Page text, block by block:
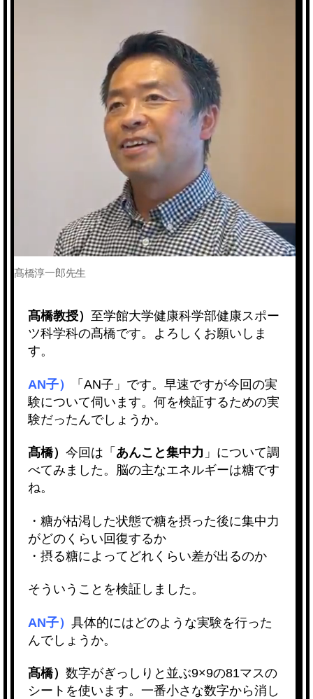
髙橋淳一郎先生
髙橋教授） 至学館大学健康科学部健康スポー
ツ科学科の髙橋です。よろしくお願いしま
す。
AN子）
「AN子」です。早速ですが今回の実
験について伺います。何を検証するための実
験だったんでしょうか。
髙橋） 今回は「 あんこと集中力 」について調
べてみました。脳の主なエネルギーは糖です
ね。
・糖が枯渇した状態で糖を摂った後に集中力
がどのくらい回復するか
・摂る糖によってどれくらい差が出るのか
そういうことを検証しました。
AN子） 具体的にはどのような実験を行った
んでしょうか。
髙橋） 数字がぎっしりと並ぶ9×9の81マスの
シートを使います。一番小さな数字から消し